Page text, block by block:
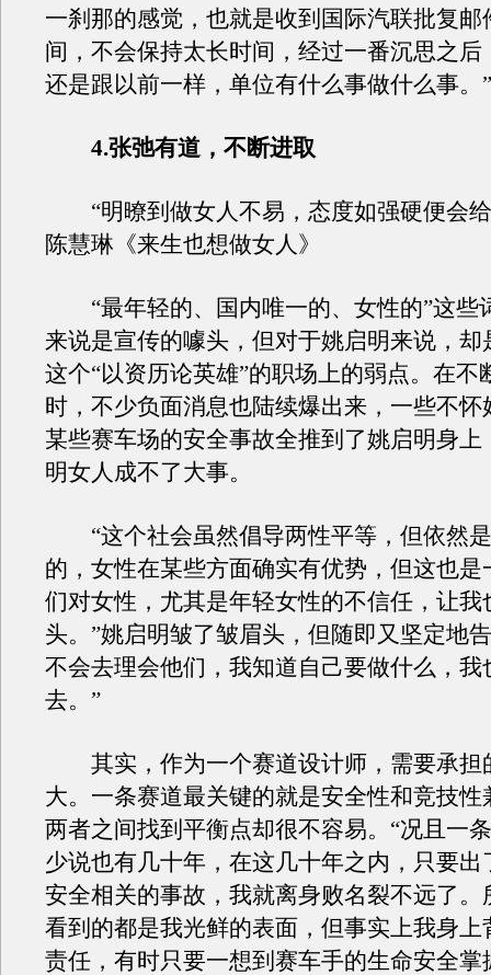
一刹那的感觉，也就是收到国际汽联批复邮
间，不会保持太长时间，经过一番沉思之后
还是跟以前一样，单位有什么事做什么事。”
4.张弛有道，不断进取
“明暸到做女人不易，态度如强硬便会
陈慧琳《来生也想做女人》
“最年轻的、国内唯一的、女性的”这些
来说是宣传的噱头，但对于姚启明来说，却
这个“以资历论英雄”的职场上的弱点。在不
时，不少负面消息也陆续爆出来，一些不怀
某些赛车场的安全事故全推到了姚启明身上
明女人成不了大事。
“这个社会虽然倡导两性平等，但依然
的，女性在某些方面确实有优势，但这也是
们对女性，尤其是年轻女性的不信任，让我
头。”姚启明皱了皱眉头，但随即又坚定地
不会去理会他们，我知道自己要做什么，我
去。”
其实，作为一个赛道设计师，需要承担
大。一条赛道最关键的就是安全性和竞技性
两者之间找到平衡点却很不容易。“况且一
少说也有几十年，在这几十年之内，只要出
安全相关的事故，我就离身败名裂不远了。
看到的都是我光鲜的表面，但事实上我身上
责任，有时只要一想到赛车手的生命安全掌